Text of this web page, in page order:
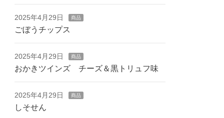
2025年4月29日 商品
ごぼうチップス
2025年4月29日 商品
おかきツインズ チーズ＆黒トリュフ味
2025年4月29日 商品
しそせん